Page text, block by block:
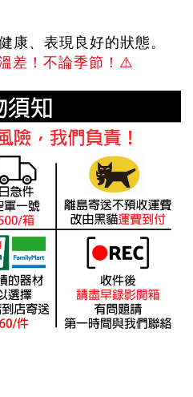
康、表現良好的狀態。
差！不論季節！ ⚠️